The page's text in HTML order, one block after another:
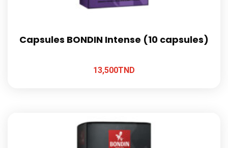
Capsules BONDIN Intense (10 capsules)
13,500TND